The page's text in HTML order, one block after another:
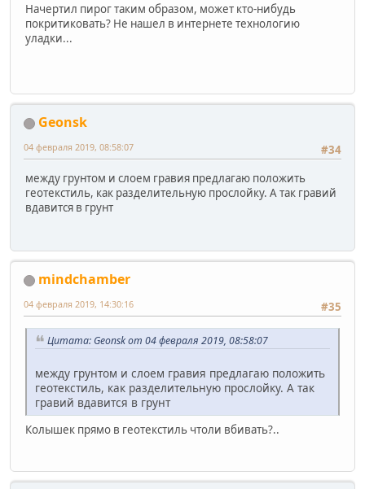
Начертил пирог таким образом, может кто-нибудь
покритиковать? Не нашел в интернете технологию
уладки...
Geonsk
#34
04 февраля 2019, 08:58:07
между грунтом и слоем гравия предлагаю положить
геотекстиль, как разделительную прослойку. А так гравий
вдавится в грунт
mindchamber
#35
04 февраля 2019, 14:30:16
Цитата: Geonsk от 04 февраля 2019, 08:58:07
между грунтом и слоем гравия предлагаю положить
геотекстиль, как разделительную прослойку. А так
гравий вдавится в грунт
Колышек прямо в геотекстиль чтоли вбивать?..